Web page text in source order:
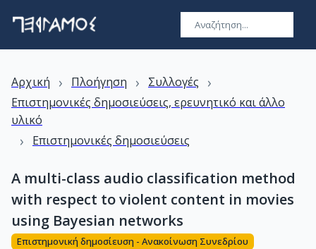
Αρχική › Πλοήγηση › Συλλογές ›
Επιστημονικές δημοσιεύσεις, ερευνητικό και άλλο
υλικό
› Επιστημονικές δημοσιεύσεις
A multi-class audio classification method
with respect to violent content in movies
using Bayesian networks
Επιστημονική δημοσίευση - Ανακοίνωση Συνεδρίου